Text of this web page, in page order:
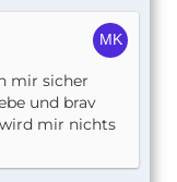
mir sicher
und brav
mir nichts